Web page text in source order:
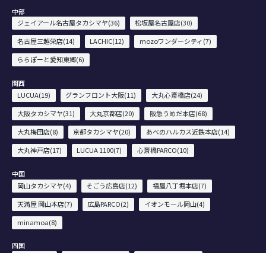
中部
ジェイアール名古屋タカシマヤ(36)
松坂屋名古屋店(30)
名古屋三越栄店(14)
LACHIC(12)
mozoワンダーシティ(7)
ららぽーと愛知東郷(6)
関西
LUCUA(19)
グランフロント大阪(11)
大丸心斎橋店(24)
大阪タカシマヤ(31)
大丸京都店(20)
阪急うめだ本店(68)
大丸梅田店(8)
京都タカシマヤ(20)
あべのハルカス近鉄本店(14)
大丸神戸店(17)
LUCUA 1100(7) 心斎橋PARCO(10)
中国
岡山タカシマヤ(4)
そごう広島店(12)
福屋八丁堀本店(7)
天満屋 岡山本店(7)
広島PARCO(2)
イオンモール岡山(4)
minamoa(8)
四国